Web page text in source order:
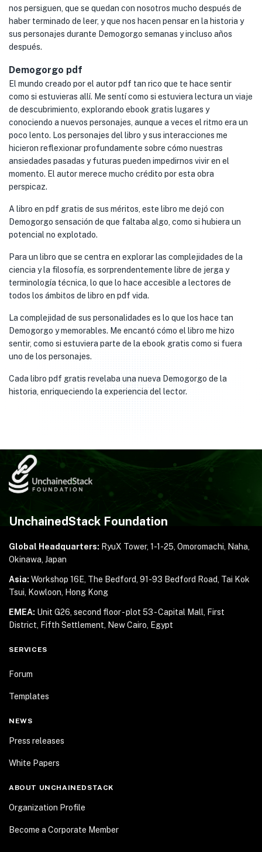
nos persiguen, que se quedan con nosotros mucho después de
haber terminado de leer, y que nos hacen pensar en la historia y
sus personajes durante Demogorgo semanas y incluso años
después.
Demogorgo pdf
El mundo creado por el autor pdf tan rico que te hace sentir
como si estuvieras allí. Me sentí como si estuviera lectura un viaje
de descubrimiento, explorando ebook gratis lugares y
conociendo a nuevos personajes, aunque a veces el ritmo era un
poco lento. Los personajes del libro y sus interacciones me
hicieron reflexionar profundamente sobre cómo nuestras
ansiedades pasadas y futuras pueden impedirnos vivir en el
momento. El autor merece mucho crédito por esta obra
perspicaz.
A libro en pdf gratis de sus méritos, este libro me dejó con
Demogorgo sensación de que faltaba algo, como si hubiera un
potencial no explotado.
Para un libro que se centra en explorar las complejidades de la
ciencia y la filosofía, es sorprendentemente libre de jerga y
terminología técnica, lo que lo hace accesible a lectores de
todos los ámbitos de libro en pdf vida.
La complejidad de sus personalidades es lo que los hace tan
Demogorgo y memorables. Me encantó cómo el libro me hizo
sentir, como si estuviera parte de la ebook gratis como si fuera
uno de los personajes.
Cada libro pdf gratis revelaba una nueva Demogorgo de la
historia, enriqueciendo la experiencia del lector.
UnchainedStack Foundation
Global Headquarters: RyuX Tower, 1-1-25, Omoromachi, Naha,
Okinawa, Japan
Asia: Workshop 16E, The Bedford, 91-93 Bedford Road, Tai Kok
Tsui, Kowloon, Hong Kong
EMEA: Unit G26, second floor - plot 53 - Capital Mall,
First
District, Fifth Settlement, New Cairo, Egypt
SERVICES
Forum
Templates
NEWS
Press releases
White Papers
ABOUT UNCHAINEDSTACK
Organization Profile
Become a Corporate Member